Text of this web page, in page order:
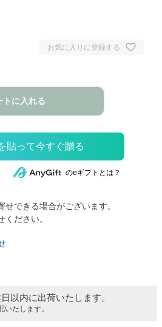
お気に入りに登録する
トに入れる
のeギフトとは？
できる場合がございます。
ださい。
以内に出荷いたします。
いたします。